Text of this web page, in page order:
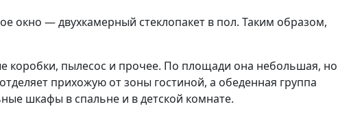
окно — двухкамерный стеклопакет в пол. Таким образом,
коробки, пылесос и прочее. По площади она небольшая, но
прихожую от зоны гостиной, а обеденная группа
шкафы в спальне и в детской комнате.